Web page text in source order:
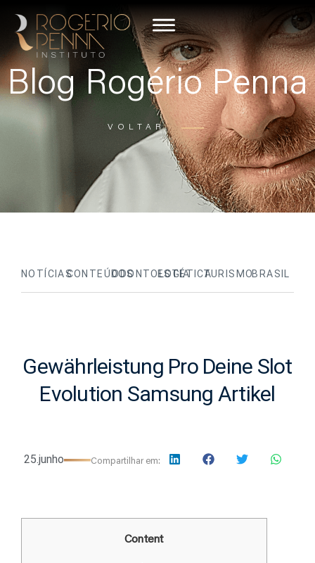
Blog Rogério Penna
VOLTAR
NOTÍCIASCONTEÚDOSODONTOLOGIA
ESTÉTICATURISMOBRASIL
Gewährleistung Pro Deine Slot
Evolution Samsung Artikel
25.junho Compartilhar em:
Content